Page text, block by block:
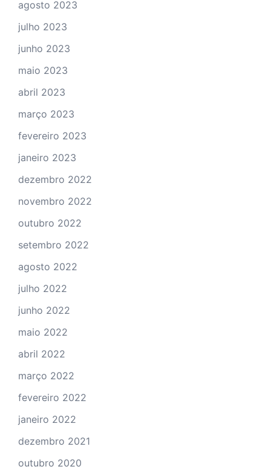
agosto 2023
julho 2023
junho 2023
maio 2023
abril 2023
março 2023
fevereiro 2023
janeiro 2023
dezembro 2022
novembro 2022
outubro 2022
setembro 2022
agosto 2022
julho 2022
junho 2022
maio 2022
abril 2022
março 2022
fevereiro 2022
janeiro 2022
dezembro 2021
outubro 2020